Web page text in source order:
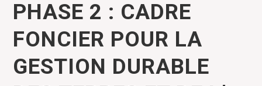
PHASE 2 : CADRE
FONCIER POUR LA
GESTION DURABLE